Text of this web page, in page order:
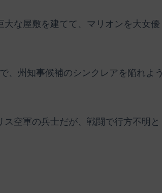
大な屋敷を建てて、マリオンを大女優
、州知事候補のシンクレアを陥れよう
空軍の兵士だが、戦闘で行方不明と